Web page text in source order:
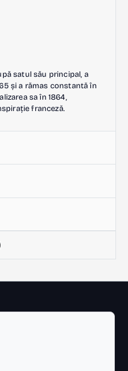
satul său principal, a
și a rămas constantă în
sa în 1864,
franceză.